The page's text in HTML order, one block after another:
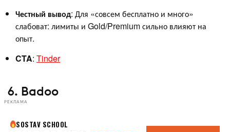
Честный вывод: Для «совсем бесплатно и много»
слабоват: лимиты и Gold/Premium сильно влияют на
опыт.
CTA: Tinder
6. Badoo
РЕКЛАМА